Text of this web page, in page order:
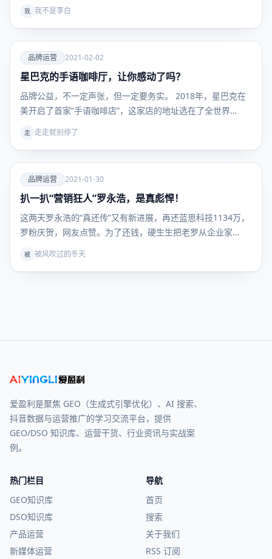
我 我不是李白
爱
品牌运
营
品牌运营 2021-02-02
星巴克的手语咖啡厅，让你感动了吗？
品牌公益，不一定声张，但一定要务实。 2018年，星巴克在
美开启了首家“手语咖啡店”，这家店的地址选在了全世界…
走 走走就别停了
爱
品牌运
品牌运营 2021-01-30
扒一扒“营销狂人”罗永浩，是真彪悍！
这两天罗永浩的“真还传”又有新进展，再还蓝思科技1134万，
罗粉庆贺，网友点赞。为了还钱，硬生生把老罗从企业家…
被 被风吹过的冬天
爱盈利是聚焦 GEO（生成式引擎优化）、AI 搜索、
抖音数据与运营推广的学习交流平台，提供
GEO/DSO 知识库、运营干货、行业资讯与实战案
例。
热门栏目
GEO知识库
DSO知识库
产品运营
新媒体运营
导航
首页
搜索
关于我们
RSS 订阅